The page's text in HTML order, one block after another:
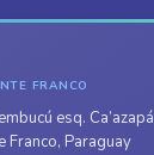
FRANCO
esq. Ca’azapá
Franco, Paraguay